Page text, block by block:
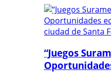
“Juegos